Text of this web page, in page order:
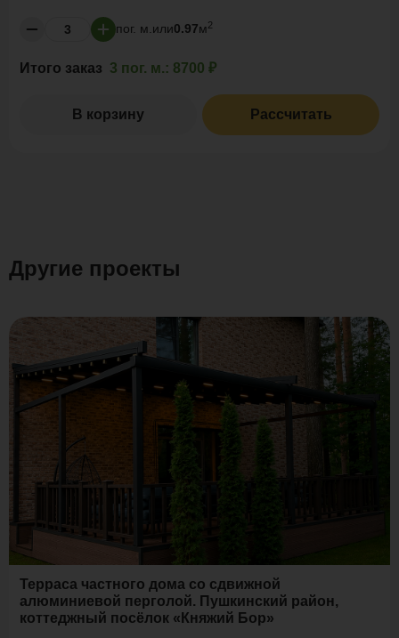
пог. м. или0.97м2
Итого заказ 3 пог. м.: 8700 ₽
В корзину Рассчитать
Другие проекты
Терраса частного дома со сдвижной
алюминиевой перголой. Пушкинский район,
коттеджный посёлок «Княжий Бор»